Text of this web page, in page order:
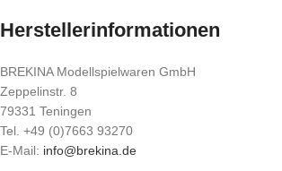
Herstellerinformationen
BREKINA Modellspielwaren GmbH
Zeppelinstr. 8
79331 Teningen
Tel. +49 (0)7663 93270
E-Mail: info@brekina.de